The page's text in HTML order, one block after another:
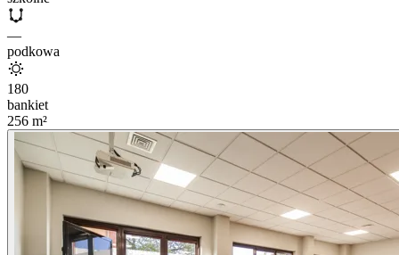
—
podkowa
180
bankiet
256 m²